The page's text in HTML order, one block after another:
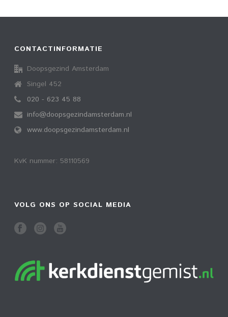
CONTACTINFORMATIE
Doopsgezind Amsterdam
Singel 452
020 - 623 45 88
info@doopsgezindamsterdam.nl
www.doopsgezindamsterdam.nl
KvK nummer: 58110569
VOLG ONS OP SOCIAL MEDIA